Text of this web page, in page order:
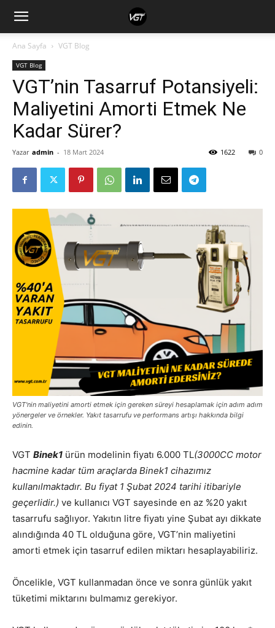
Ana Sayfa VGT Blog
VGT Blog
VGT’nin Tasarruf Potansiyeli:
Maliyetini Amorti Etmek Ne
Kadar Sürer?
Yazar admin - 18 Mart 2024 0
1622
VGT'nin maliyetini amorti etmek için gereken süreyi hesaplamak için adım adım
yönergeler ve örnekler. Yakıt tasarrufu ve performans artışı hakkında bilgi
edinin.
VGT Binek1 ürün modelinin fiyatı 6.000 TL(3000CC motor
hacmine kadar tüm araçlarda Binek1 cihazımız
kullanılmaktadır. Bu fiyat 1 Şubat 2024 tarihi itibariyle
geçerlidir.) ve kullanıcı VGT sayesinde en az %20 yakıt
tasarrufu sağlıyor. Yakıtın litre fiyatı yine Şubat ayı dikkate
alındığında 40 TL olduğuna göre, VGT’nin maliyetini
amorti etmek için tasarruf edilen miktarı hesaplayabiliriz.
Öncelikle, VGT kullanmadan önce ve sonra günlük yakıt
tüketimi miktarını bulmamız gerekiyor.